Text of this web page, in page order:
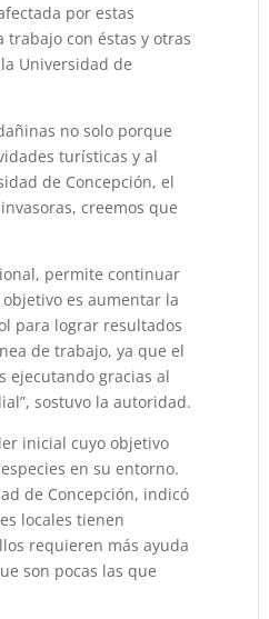
por estas
trabajo con éstas y otras
Universidad de
no solo porque
turísticas y al
de Concepción, el
creemos que
permite continuar
es aumentar la
para lograr resultados
de trabajo, ya que el
ejecutando gracias al
sostuvo la autoridad.
inicial cuyo objetivo
en su entorno.
de Concepción, indicó
locales tienen
requieren más ayuda
son pocas las que